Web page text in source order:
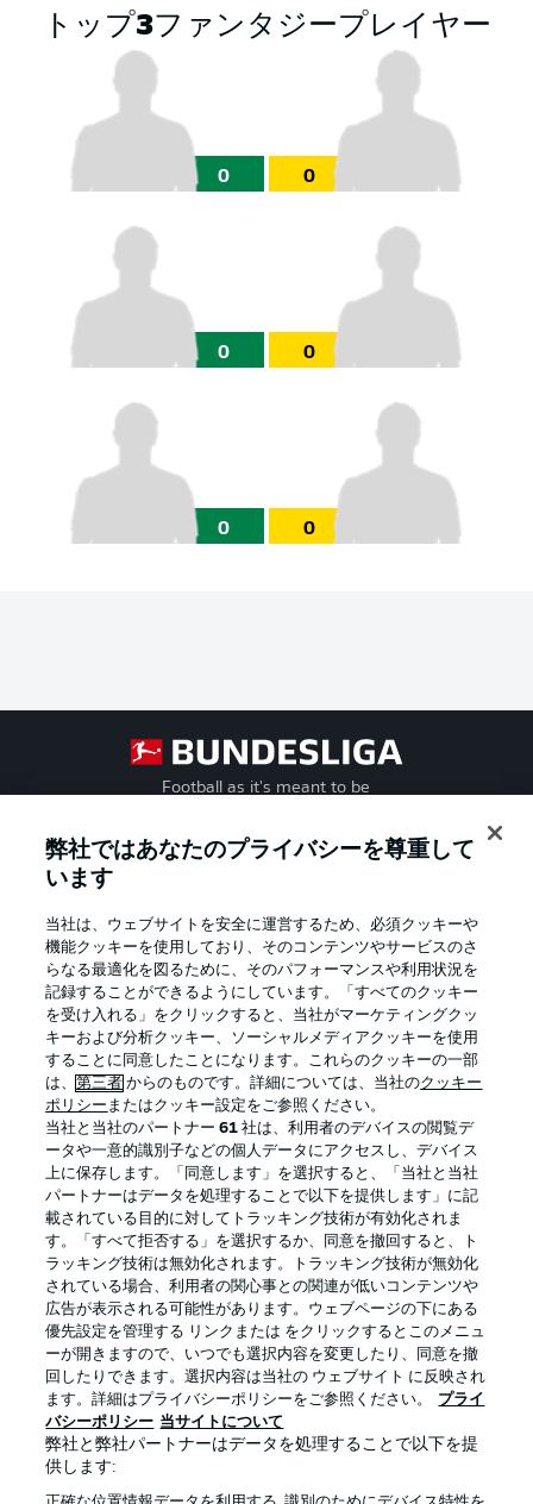
トップ3ファンタジープレイヤー
0 0
0 0
0 0
Football as it's meant to be
Official Partners
プライバシー・ポリシー 優先設定を管理する
利用条件 放送局
求人 選手
当サイトについて
弊社ではあなたのプライバシーを尊重して
います
当社は、ウェブサイトを安全に運営するため、必須クッキーや
機能クッキーを使用しており、そのコンテンツやサービスのさ
らなる最適化を図るために、そのパフォーマンスや利用状況を
記録することができるようにしています。「すべてのクッキー
を受け入れる」をクリックすると、当社がマーケティングクッ
キーおよび分析クッキー、ソーシャルメディアクッキーを使用
することに同意したことになります。これらのクッキーの一部
は、第三者 からのものです。詳細については、当社のクッキー
ポリシー またはクッキー設定をご参照ください。
当社と当社のパートナー61 社は、利用者のデバイスの閲覧デ
ータや一意的識別子などの個人データにアクセスし、デバイス
上に保存します。「同意します」を選択すると、「当社と当社
パートナーはデータを処理することで以下を提供します」に記
載されている目的に対してトラッキング技術が有効化されま
す。「すべて拒否する」を選択するか、同意を撤回すると、ト
ラッキング技術は無効化されます。トラッキング技術が無効化
されている場合、利用者の関心事との関連が低いコンテンツや
広告が表示される可能性があります。ウェブページの下にある
優先設定を管理する リンクまたは をクリックするとこのメニュ
ーが開きますので、いつでも選択内容を変更したり、同意を撤
回したりできます。選択内容は当社の ウェブサイト に反映され
ます。詳細はプライバシーポリシーをご参照ください。
プライ
バシーポリシー 当サイトについて
弊社と弊社パートナーはデータを処理することで以下を提
供します: